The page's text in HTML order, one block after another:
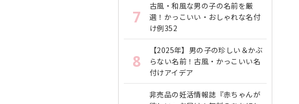
7
古風・和風な男の子の名前を厳
選！かっこいい・おしゃれな名付
け例352
8
【2025年】男の子の珍しい＆かぶ
らない名前！古風・かっこいい名
付けアイデア
非売品の妊活情報誌『赤ちゃんが